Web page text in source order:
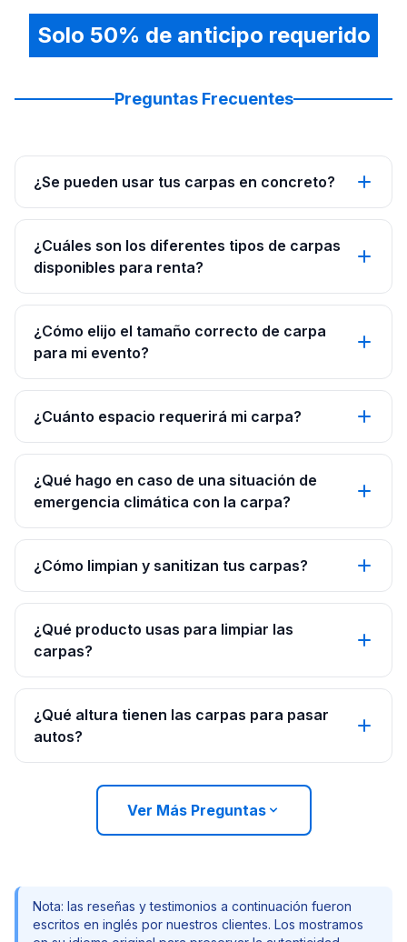
Solo 50% de anticipo requerido
Preguntas Frecuentes
¿Se pueden usar tus carpas en concreto?
¿Cuáles son los diferentes tipos de carpas
disponibles para renta?
¿Cómo elijo el tamaño correcto de carpa
para mi evento?
¿Cuánto espacio requerirá mi carpa?
¿Qué hago en caso de una situación de
emergencia climática con la carpa?
¿Cómo limpian y sanitizan tus carpas?
¿Qué producto usas para limpiar las
carpas?
¿Qué altura tienen las carpas para pasar
autos?
Ver Más Preguntas
Nota: las reseñas y testimonios a continuación fueron
escritos en inglés por nuestros clientes. Los mostramos